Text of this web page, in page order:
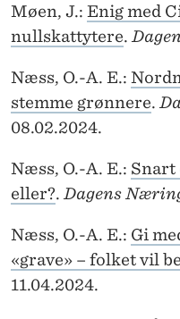
Møen, J.: Enig med
nullskattytere.
Næss, O.-A. E.:
stemme grønnere.
08.02.2024.
Næss, O.-A. E.: Snart
eller?. Dagens
Næss, O.-A. E.: Gi
«grave» – folket vil
11.04.2024.